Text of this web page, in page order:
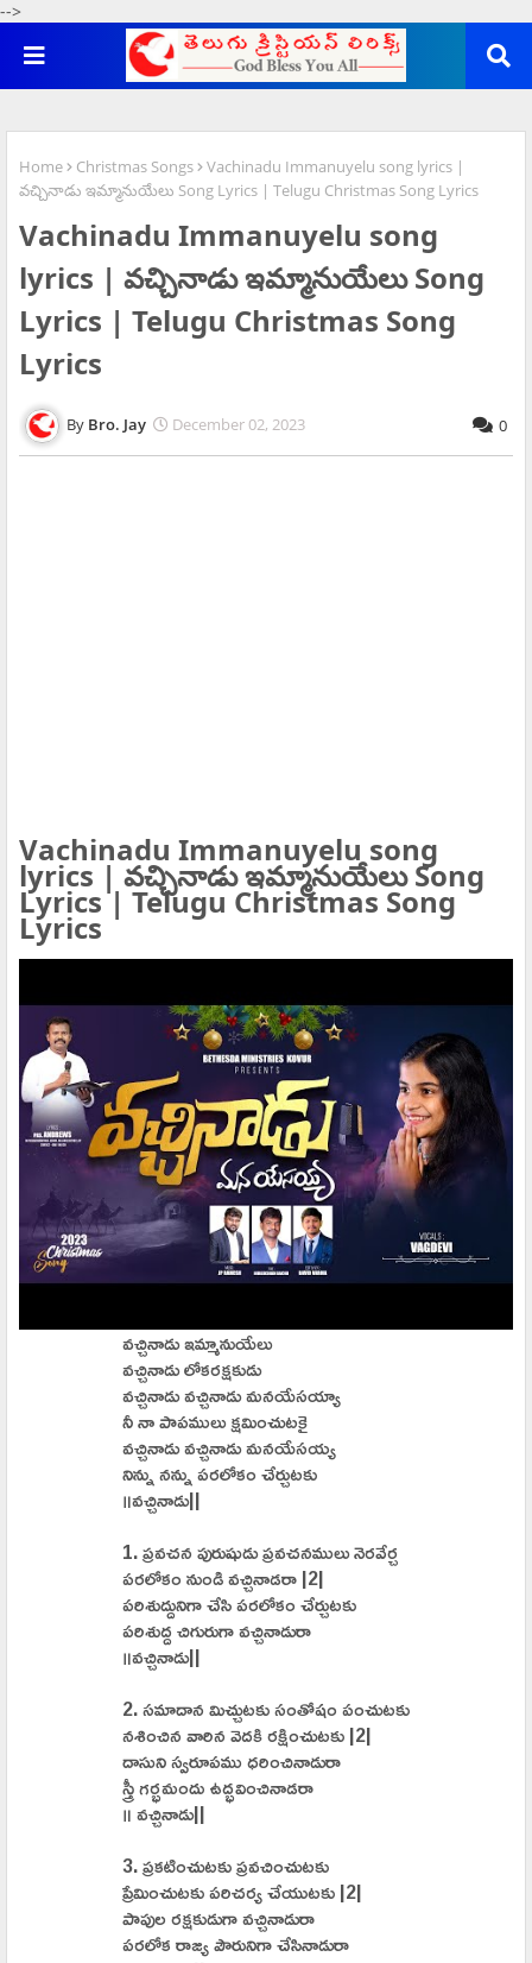
-->
Home Christmas Songs
Vachinadu Immanuyelu song lyrics |
వచ్చినాడు ఇమ్మానుయేలు Song Lyrics | Telugu Christmas Song Lyrics
Vachinadu Immanuyelu song
lyrics | వచ్చినాడు ఇమ్మానుయేలు Song
Lyrics | Telugu Christmas Song
Lyrics
Bro. Jay December 02, 2023 0
Vachinadu Immanuyelu song
lyrics | వచ్చినాడు ఇమ్మానుయేలు Song
Lyrics | Telugu Christmas Song
Lyrics
వచ్చినాడు ఇమ్మానుయేలు
వచ్చినాడు లోకరక్షకుడు
వచ్చినాడు వచ్చినాడు మనయేసయ్యా
నీ నా పాపములు క్షమించుటకై
వచ్చినాడు వచ్చినాడు మనయేసయ్య
నిన్ను నన్ను పరలోకం చేర్చుటకు
॥వచ్చినాడు||
1. ప్రవచన పురుషుడు ప్రవచనములు నెరవేర్చ
పరలోకం నుండి వచ్చినాడరా |2|
పరిశుద్దునిగా చేసి పరలోకం చేర్చుటకు
పరిశుద్ద చిగురుగా వచ్చినాడురా
॥వచ్చినాడు||
2. సమాదాన మిచ్చుటకు సంతోషం పంచుటకు
నశించిన వారిన వెదకి రక్షించుటకు |2|
దాసుని స్వరూపము ధరించినాడురా
స్త్రీ గర్భమందు ఉద్భవించినాడరా
॥ వచ్చినాడు||
3. ప్రకటించుటకు ప్రవచించుటకు
ప్రేమించుటకు పరిచర్య చేయుటకు |2|
పాపుల రక్షకుడుగా వచ్చినాడురా
పరలోక రాజ్య పౌరునిగా చేసినాడురా